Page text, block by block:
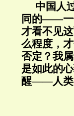
中国人
同的——一
才看不见
么程度，
否定？我
是如此的
醒——人类